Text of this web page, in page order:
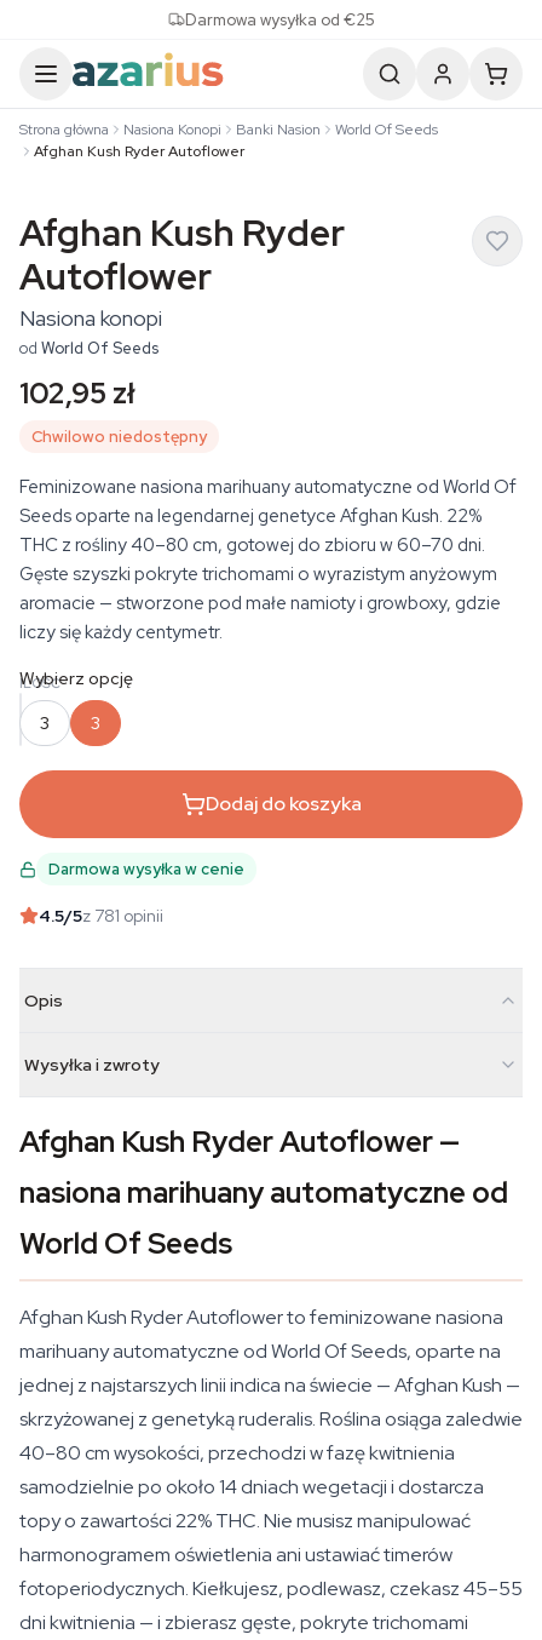
Darmowa wysyłka od €25
Strona główna Nasiona Konopi Banki Nasion
World Of Seeds
Afghan Kush Ryder Autoflower
Afghan Kush Ryder
Autoflower
Nasiona konopi
od World Of Seeds
102,95 zł
Chwilowo niedostępny
Feminizowane nasiona marihuany automatyczne od World Of
Seeds oparte na legendarnej genetyce Afghan Kush. 22%
THC z rośliny 40–80 cm, gotowej do zbioru w 60–70 dni.
Gęste szyszki pokryte trichomami o wyrazistym anyżowym
aromacie — stworzone pod małe namioty i growboxy, gdzie
liczy się każdy centymetr.
ILOŚĆ
Wybierz opcję
3 3
Dodaj do koszyka
Darmowa wysyłka w cenie
4.5/5z 781 opinii
Opis
Wysyłka i zwroty
Afghan Kush Ryder Autoflower —
nasiona marihuany automatyczne od
World Of Seeds
Afghan Kush Ryder Autoflower to feminizowane nasiona
marihuany automatyczne od World Of Seeds, oparte na
jednej z najstarszych linii indica na świecie — Afghan Kush —
skrzyżowanej z genetyką ruderalis. Roślina osiąga zaledwie
40–80 cm wysokości, przechodzi w fazę kwitnienia
samodzielnie po około 14 dniach wegetacji i dostarcza
topy o zawartości 22% THC. Nie musisz manipulować
harmonogramem oświetlenia ani ustawiać timerów
fotoperiodycznych. Kiełkujesz, podlewasz, czekasz 45–55
dni kwitnienia — i zbierasz gęste, pokryte trichomami